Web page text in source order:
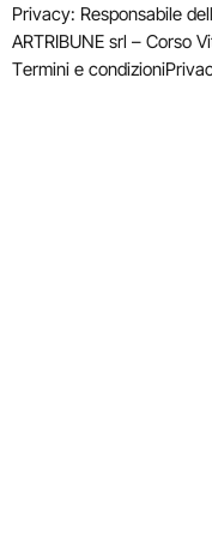
Privacy: Responsabile
ARTRIBUNE srl – Corso
Termini e condizioni